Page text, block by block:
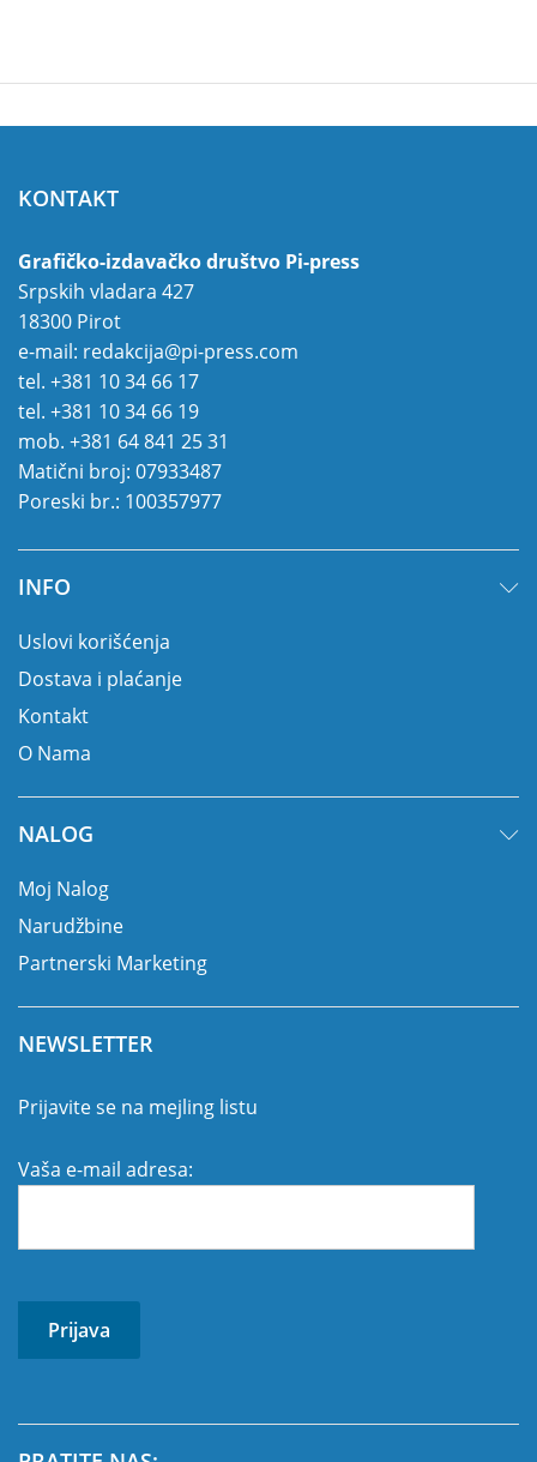
KONTAKT
Grafičko-izdavačko društvo Pi-press
Srpskih vladara 427
18300 Pirot
e-mail: redakcija@pi-press.com
tel. +381 10 34 66 17
tel. +381 10 34 66 19
mob. +381 64 841 25 31
Matični broj: 07933487
Poreski br.: 100357977
INFO
Uslovi korišćenja
Dostava i plaćanje
Kontakt
O Nama
NALOG
Moj Nalog
Narudžbine
Partnerski Marketing
NEWSLETTER
Prijavite se na mejling listu
Vaša e-mail adresa: